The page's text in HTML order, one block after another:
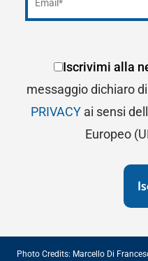
Iscrivimi alla
messaggio dichiaro
PRIVACYai sensi
Europeo
Photo Credits: Marcello Di